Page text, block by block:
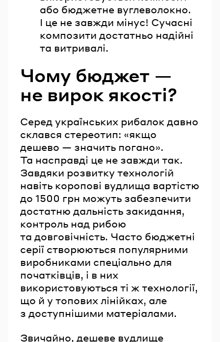
або бюджетне вуглеволокно.
І це не завжди мінус! Сучасні
композити достатньо надійні
та витривалі.
Чому бюджет —
не вирок якості?
Серед українських рибалок давно
склався стереотип: «якщо
дешево — значить погано».
Та насправді це не завжди так.
Завдяки розвитку технологій
навіть коропові вудлища вартістю
до 1500 грн можуть забезпечити
достатню дальність закидання,
контроль над рибою
та довговічність. Часто бюджетні
серії створюються популярними
виробниками спеціально для
початківців, і в них
використовуються ті ж технології,
що й у топових лінійках, але
з доступнішими матеріалами.
Звичайно, дешеве вудлище